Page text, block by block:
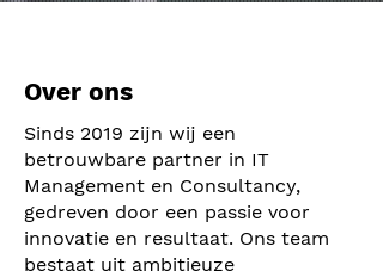
Over ons
Sinds 2019 zijn wij een
betrouwbare partner in IT
Management en Consultancy,
gedreven door een passie voor
innovatie en resultaat. Ons team
bestaat uit ambitieuze